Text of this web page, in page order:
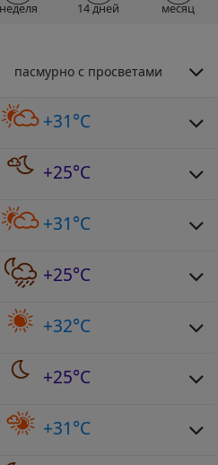
неделя 14 дней месяц
пасмурно с просветами
+31°C
+25°C
+31°C
+25°C
+32°C
+25°C
+31°C